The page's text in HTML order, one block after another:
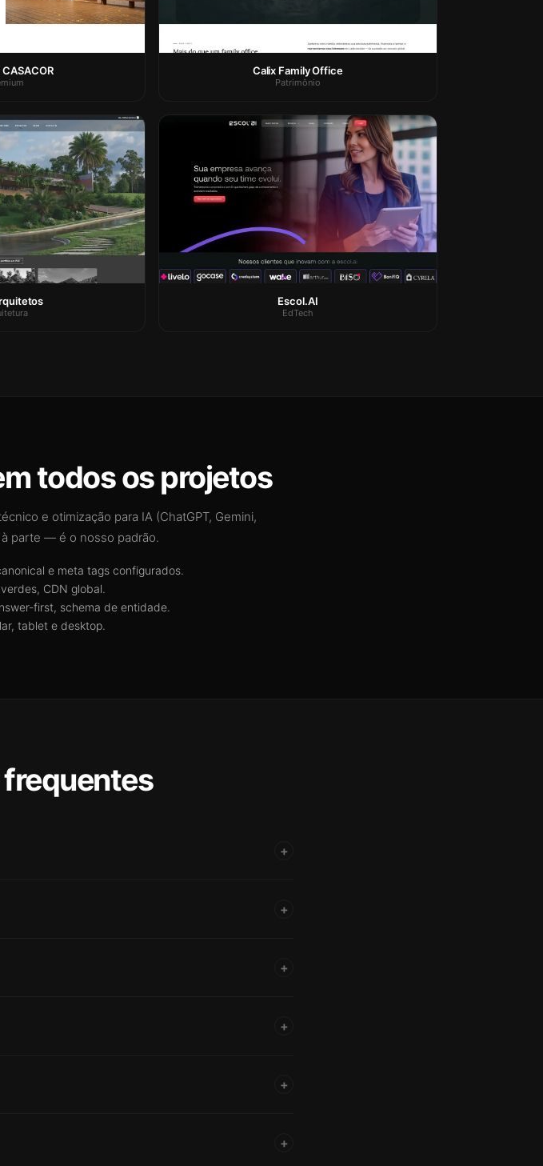
CASACOR Calix Family Office
Patrimônio
Escol.AI
EdTech
todos os projetos
e otimização para IA (ChatGPT, Gemini,
parte — é o nosso padrão.
e meta tags configurados.
CDN global.
first, schema de entidade.
tablet e desktop.
+
+
+
+
+
+